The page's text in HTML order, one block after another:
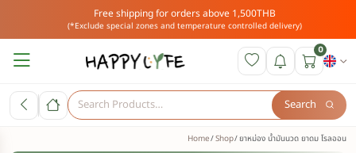
Free shipping for orders above 1,500THB
(*Exclude special zones and temperature controlled delivery)
0
Search
Home Shop ยาหม่อง น้ำมันนวด ยาดม โรลออน